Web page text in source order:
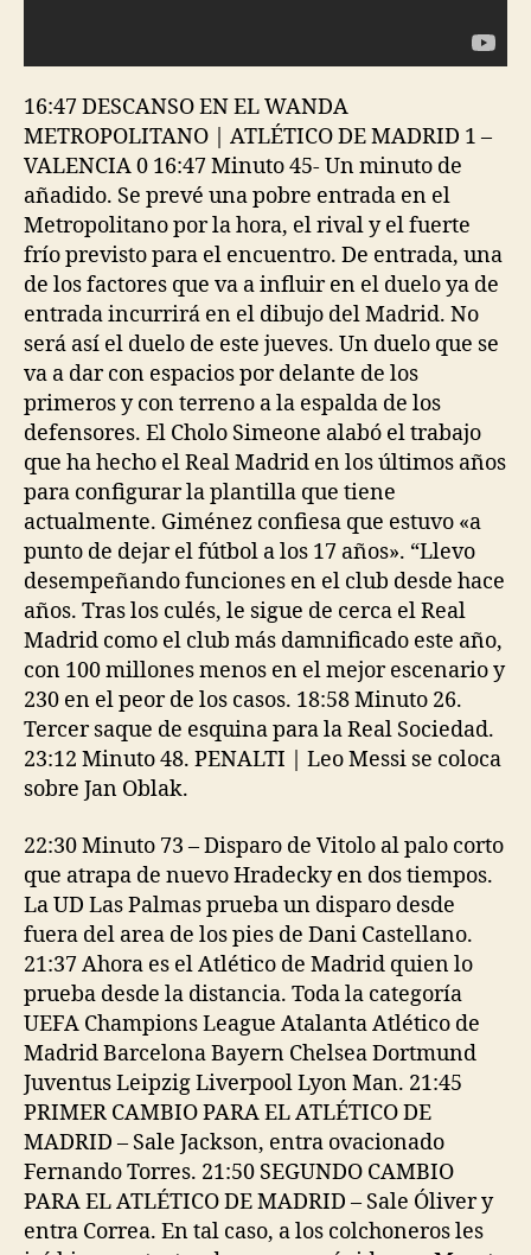
16:47 DESCANSO EN EL WANDA
METROPOLITANO | ATLÉTICO DE MADRID 1 –
VALENCIA 0 16:47 Minuto 45- Un minuto de
añadido. Se prevé una pobre entrada en el
Metropolitano por la hora, el rival y el fuerte
frío previsto para el encuentro. De entrada, una
de los factores que va a influir en el duelo ya de
entrada incurrirá en el dibujo del Madrid. No
será así el duelo de este jueves. Un duelo que se
va a dar con espacios por delante de los
primeros y con terreno a la espalda de los
defensores. El Cholo Simeone alabó el trabajo
que ha hecho el Real Madrid en los últimos años
para configurar la plantilla que tiene
actualmente. Giménez confiesa que estuvo «a
punto de dejar el fútbol a los 17 años». “Llevo
desempeñando funciones en el club desde hace
años. Tras los culés, le sigue de cerca el Real
Madrid como el club más damnificado este año,
con 100 millones menos en el mejor escenario y
230 en el peor de los casos. 18:58 Minuto 26.
Tercer saque de esquina para la Real Sociedad.
23:12 Minuto 48. PENALTI | Leo Messi se coloca
sobre Jan Oblak.
22:30 Minuto 73 – Disparo de Vitolo al palo corto
que atrapa de nuevo Hradecky en dos tiempos.
La UD Las Palmas prueba un disparo desde
fuera del area de los pies de Dani Castellano.
21:37 Ahora es el Atlético de Madrid quien lo
prueba desde la distancia. Toda la categoría
UEFA Champions League Atalanta Atlético de
Madrid Barcelona Bayern Chelsea Dortmund
Juventus Leipzig Liverpool Lyon Man. 21:45
PRIMER CAMBIO PARA EL ATLÉTICO DE
MADRID – Sale Jackson, entra ovacionado
Fernando Torres. 21:50 SEGUNDO CAMBIO
PARA EL ATLÉTICO DE MADRID – Sale Óliver y
entra Correa. En tal caso, a los colchoneros les